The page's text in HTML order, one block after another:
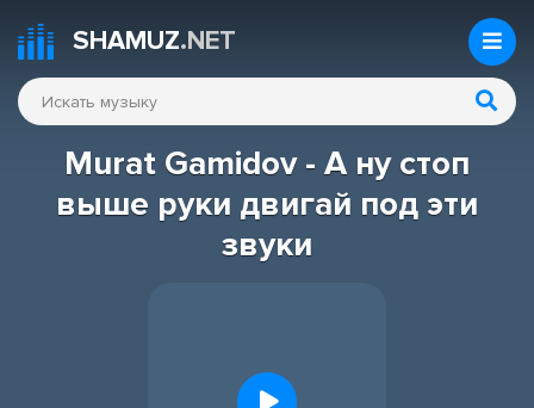
SHAMUZ.NET
Murat Gamidov - А ну стоп
выше руки двигай под эти
звуки